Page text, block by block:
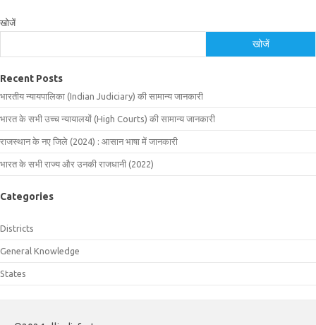
खोजें
खोजें
Recent Posts
भारतीय न्यायपालिका (Indian Judiciary) की सामान्य जानकारी
भारत के सभी उच्च न्यायालयों (High Courts) की सामान्य जानकारी
राजस्थान के नए जिले (2024) : आसान भाषा में जानकारी
भारत के सभी राज्य और उनकी राजधानी (2022)
Categories
Districts
General Knowledge
States